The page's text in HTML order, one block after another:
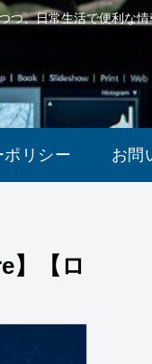
、日常生活で便利な
リシー お問
】【ロ